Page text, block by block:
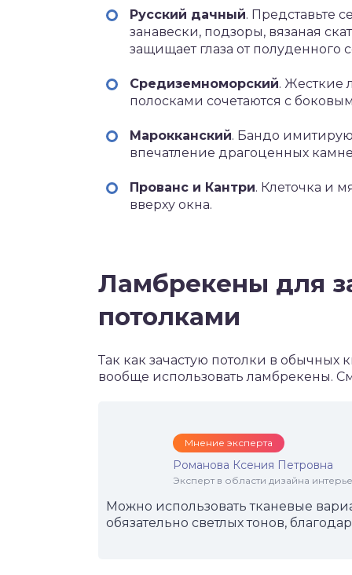
Русский дачный. Представьте
занавески, подзоры, вязаная
защищает глаза от полуденного
Средиземноморский. Жесткие
полосками сочетаются с
Марокканский. Бандо
впечатление драгоценных
Прованс и Кантри. Клеточка и
вверху окна.
Ламбрекены для
потолками
Так как зачастую потолки в обычных
вообще использовать ламбрекены.
Мнение эксперта
Романова Ксения Петровна
Эксперт в области дизайна
Можно использовать тканевые
обязательно светлых тонов,